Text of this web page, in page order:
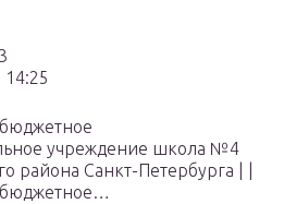
14:25
бюджетное
учреждение школа №4
района Санкт-Петербурга | |
бюджетное…